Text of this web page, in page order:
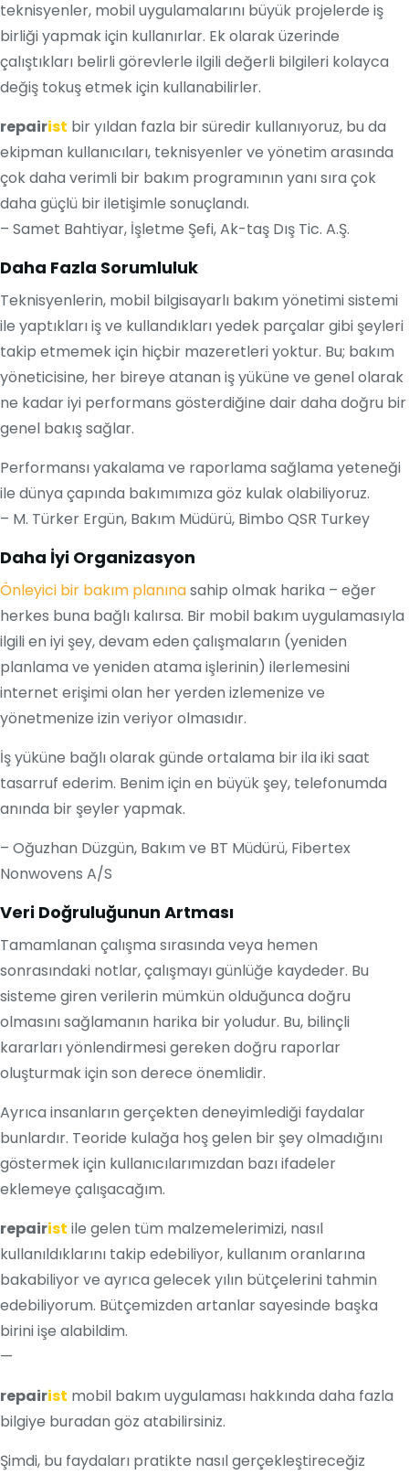
teknisyenler, mobil uygulamalarını büyük projelerde iş
birliği yapmak için kullanırlar. Ek olarak üzerinde
çalıştıkları belirli görevlerle ilgili değerli bilgileri kolayca
değiş tokuş etmek için kullanabilirler.
repairist bir yıldan fazla bir süredir kullanıyoruz, bu da
ekipman kullanıcıları, teknisyenler ve yönetim arasında
çok daha verimli bir bakım programının yanı sıra çok
daha güçlü bir iletişimle sonuçlandı.
– Samet Bahtiyar, İşletme Şefi, Ak-taş Dış Tic. A.Ş.
Daha Fazla Sorumluluk
Teknisyenlerin, mobil bilgisayarlı bakım yönetimi sistemi
ile yaptıkları iş ve kullandıkları yedek parçalar gibi şeyleri
takip etmemek için hiçbir mazeretleri yoktur. Bu; bakım
yöneticisine, her bireye atanan iş yüküne ve genel olarak
ne kadar iyi performans gösterdiğine dair daha doğru bir
genel bakış sağlar.
Performansı yakalama ve raporlama sağlama yeteneği
ile dünya çapında bakımımıza göz kulak olabiliyoruz.
– M. Türker Ergün, Bakım Müdürü, Bimbo QSR Turkey
Daha İyi Organizasyon
Önleyici bir bakım planınasahip olmak harika – eğer
herkes buna bağlı kalırsa. Bir mobil bakım uygulamasıyla
ilgili en iyi şey, devam eden çalışmaların (yeniden
planlama ve yeniden atama işlerinin) ilerlemesini
internet erişimi olan her yerden izlemenize ve
yönetmenize izin veriyor olmasıdır.
İş yüküne bağlı olarak günde ortalama bir ila iki saat
tasarruf ederim. Benim için en büyük şey, telefonumda
anında bir şeyler yapmak.
– Oğuzhan Düzgün, Bakım ve BT Müdürü, Fibertex
Nonwovens A/S
Veri Doğruluğunun Artması
Tamamlanan çalışma sırasında veya hemen
sonrasındaki notlar, çalışmayı günlüğe kaydeder. Bu
sisteme giren verilerin mümkün olduğunca doğru
olmasını sağlamanın harika bir yoludur. Bu, bilinçli
kararları yönlendirmesi gereken doğru raporlar
oluşturmak için son derece önemlidir.
Ayrıca insanların gerçekten deneyimlediği faydalar
bunlardır. Teoride kulağa hoş gelen bir şey olmadığını
göstermek için kullanıcılarımızdan bazı ifadeler
eklemeye çalışacağım.
repairist ile gelen tüm malzemelerimizi, nasıl
kullanıldıklarını takip edebiliyor, kullanım oranlarına
bakabiliyor ve ayrıca gelecek yılın bütçelerini tahmin
edebiliyorum. Bütçemizden artanlar sayesinde başka
birini işe alabildim.
—
repairist mobil bakım uygulaması hakkında daha fazla
bilgiye buradan göz atabilirsiniz.
Şimdi, bu faydaları pratikte nasıl gerçekleştireceğiz